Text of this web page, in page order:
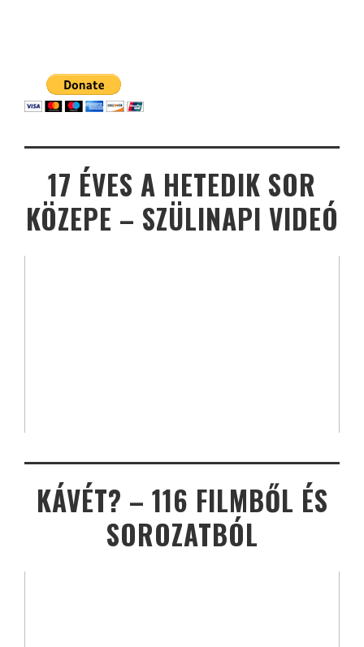
17 ÉVES A HETEDIK SOR
KÖZEPE – SZÜLINAPI VIDEÓ
KÁVÉT? – 116 FILMBŐL ÉS
SOROZATBÓL